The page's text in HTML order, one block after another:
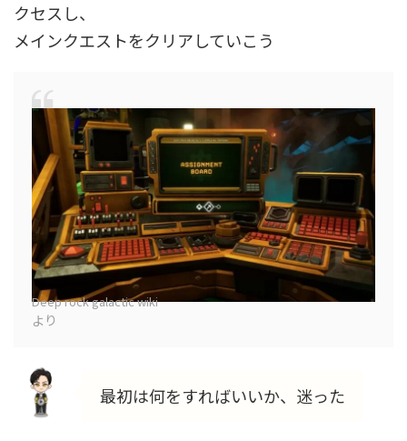
クセスし、
メインクエストをクリアしていこう
Deep rock galactic wiki
より
最初は何をすればいいか、迷った